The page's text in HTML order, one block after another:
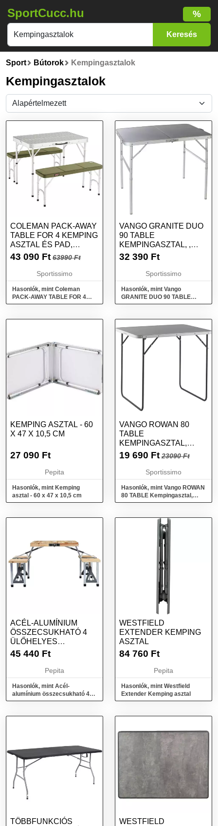
SportCucc.hu %
Sport Bútorok Kempingasztalok
Kempingasztalok
COLEMAN PACK-AWAY
TABLE FOR 4 KEMPING
ASZTAL ÉS PAD,
SZÜRKE, MÉRET
43 090 Ft 63990 Ft
Sportissimo
Hasonlók, mint Coleman
PACK-AWAY TABLE FOR 4
Kemping asztal és pad,
VANGO GRANITE DUO
90 TABLE
KEMPINGASZTAL, ,
MÉRET
32 390 Ft
Sportissimo
Hasonlók, mint Vango
GRANITE DUO 90 TABLE
Kempingasztal, , méret
KEMPING ASZTAL - 60
X 47 X 10,5 CM
27 090 Ft
Pepita
Hasonlók, mint Kemping
asztal - 60 x 47 x 10,5 cm
VANGO ROWAN 80
TABLE
KEMPINGASZTAL,
SZÜRKE, MÉRET
19 690 Ft 23090 Ft
Sportissimo
Hasonlók, mint Vango ROWAN
80 TABLE Kempingasztal,
szürke, méret
ACÉL-ALUMÍNIUM
ÖSSZECSUKHATÓ 4
ÜLŐHELYES
KEMPINGASZTAL
45 440 Ft
Pepita
Hasonlók, mint Acél-
alumínium összecsukható 4
ülőhelyes kempingasztal
WESTFIELD
EXTENDER KEMPING
ASZTAL
84 760 Ft
Pepita
Hasonlók, mint Westfield
Extender Kemping asztal
TÖBBFUNKCIÓS
WESTFIELD